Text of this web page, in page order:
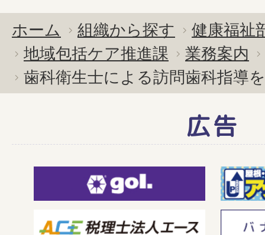
ホーム 組織から探す
健康福祉
地域包括ケア推進課
業務案内
歯科衛生士による訪問歯科指導
広告